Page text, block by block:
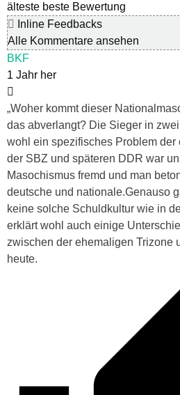
älteste beste Bewertung
Inline Feedbacks
Alle Kommentare ansehen
BKF
1 Jahr her
„Woher kommt dieser
das abverlangt? Die Sieger in
wohl ein spezifisches Problem der
der SBZ und späteren DDR war
Masochismus fremd und man
deutsche und nationale.Genauso
keine solche Schuldkultur wie in
erklärt wohl auch einige
zwischen der ehemaligen Trizone
heute.